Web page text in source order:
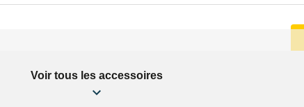
Voir tous les accessoires